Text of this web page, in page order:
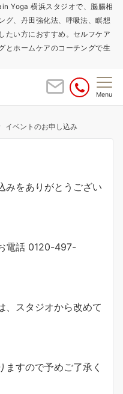
Yoga 横浜スタジオで、脳腸相
グ、丹田強化法、呼吸法、瞑想
たい方におすすめ。セルフケア
とホームケアのコーチングで生
Menu
イベントのお申し込み
みをありがとうござい
電話 0120-497-
、スタジオから改めて
すので予めご了承く